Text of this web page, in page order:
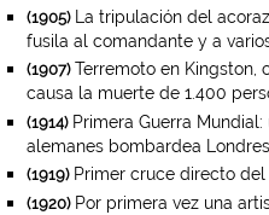
(1905)La tripulación del
fusila al comandante y a
(1907)Terremoto en Kingston,
causa la muerte de 1.400
(1914)Primera Guerra
alemanes bombardea
(1919)Primer cruce directo del
(1920)Por primera vez una